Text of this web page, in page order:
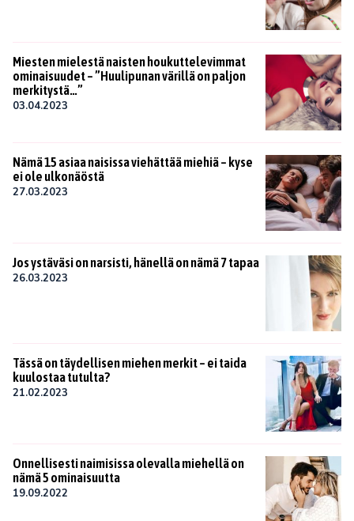
Miesten mielestä naisten houkuttelevimmat
ominaisuudet – ”Huulipunan värillä on paljon
merkitystä…”
03.04.2023
Nämä 15 asiaa naisissa viehättää miehiä – kyse
ei ole ulkonäöstä
27.03.2023
Jos ystäväsi on narsisti, hänellä on nämä 7 tapaa
26.03.2023
Tässä on täydellisen miehen merkit – ei taida
kuulostaa tutulta?
21.02.2023
Onnellisesti naimisissa olevalla miehellä on
nämä 5 ominaisuutta
19.09.2022